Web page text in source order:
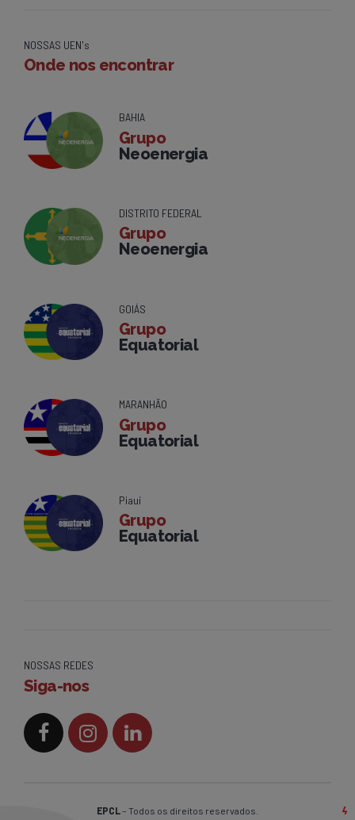
NOSSAS UEN's
Onde nos encontrar
BAHIA
Grupo
Neoenergia
DISTRITO FEDERAL
Grupo
Neoenergia
GOIÁS
Grupo
Equatorial
MARANHÃO
Grupo
Equatorial
Piauí
Grupo
Equatorial
NOSSAS REDES
Siga-nos
EPCL– Todos os direitos reservados.